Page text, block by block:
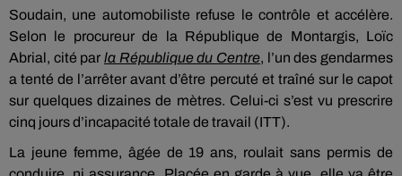
Soudain, une automobiliste refuse le contrôle et accélère.
Selon le procureur de la République de Montargis, Loïc
Abrial, cité par la République du Centre, l’un des gendarmes
a tenté de l’arrêter avant d’être percuté et traîné sur le capot
sur quelques dizaines de mètres. Celui-ci s’est vu prescrire
cinq jours d’incapacité totale de travail (ITT).
La jeune femme, âgée de 19 ans, roulait sans permis de